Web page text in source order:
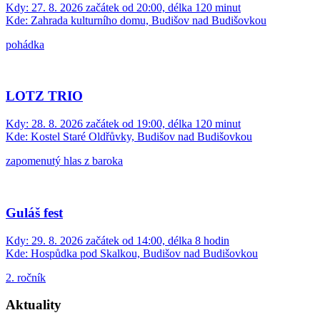
Kdy: 27. 8. 2026 začátek od 20:00, délka 120 minut
Kde: Zahrada kulturního domu, Budišov nad Budišovkou
pohádka
LOTZ TRIO
Kdy: 28. 8. 2026 začátek od 19:00, délka 120 minut
Kde: Kostel Staré Oldřůvky, Budišov nad Budišovkou
zapomenutý hlas z baroka
Guláš fest
Kdy: 29. 8. 2026 začátek od 14:00, délka 8 hodin
Kde: Hospůdka pod Skalkou, Budišov nad Budišovkou
2. ročník
Aktuality